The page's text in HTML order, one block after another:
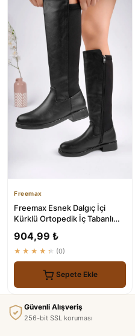
Freemax
Freemax Esnek Dalgıç İçi
Kürklü Ortopedik İç Tabanlı
904,99 ₺
★★★★★ (0)
Sepete Ekle
Güvenli Alışveriş
256-bit SSL koruması